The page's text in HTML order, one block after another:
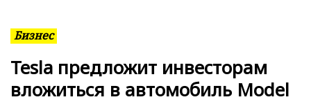
Tesla предложит инвесторам
вложиться в автомобиль Model
Бизнес